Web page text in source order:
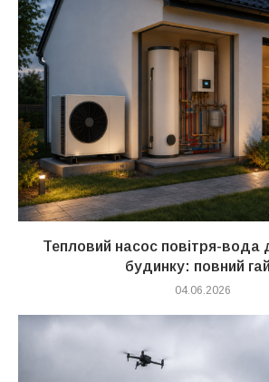
Тепловий насос повітря-вода
будинку: повний
04.06.2026